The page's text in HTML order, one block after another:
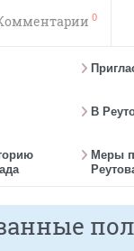
0
В
Меры